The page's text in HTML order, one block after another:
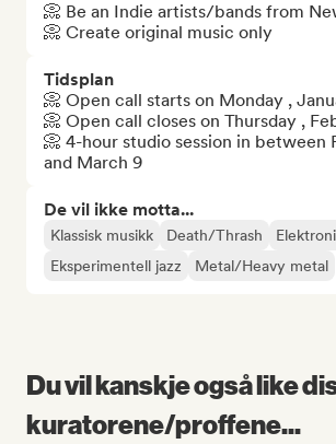
📀 Be an Indie artists/bands from
📀 Create original music only
Tidsplan
📀 Open call starts on Monday ,
📀 Open call closes on Thursday ,
📀 4-hour studio session in between
and March 9
De vil ikke motta...
Klassisk musikk Death/Thrash
Eksperimentell jazz
Metal/Heavy metal
Du vil kanskje også like
kuratorene/proffene...